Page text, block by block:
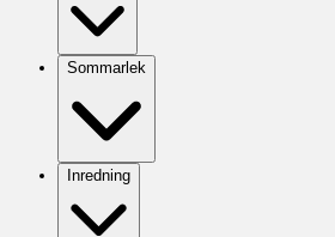
Sommarlek
Inredning